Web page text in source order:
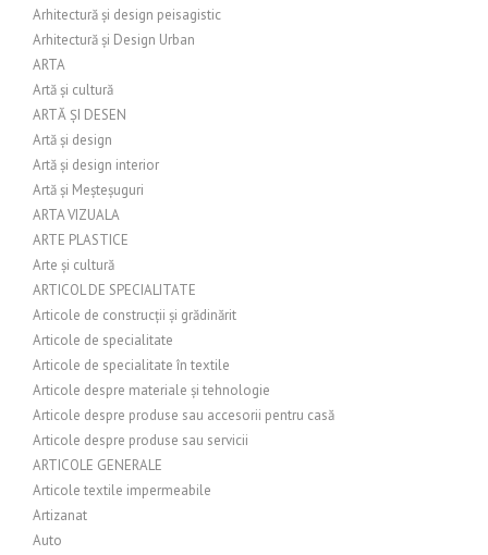
Arhitectură și design peisagistic
Arhitectură și Design Urban
ARTA
Artă și cultură
ARTĂ ȘI DESEN
Artă și design
Artă și design interior
Artă și Meșteșuguri
ARTA VIZUALA
ARTE PLASTICE
Arte și cultură
ARTICOL DE SPECIALITATE
Articole de construcții și grădinărit
Articole de specialitate
Articole de specialitate în textile
Articole despre materiale și tehnologie
Articole despre produse sau accesorii pentru casă
Articole despre produse sau servicii
ARTICOLE GENERALE
Articole textile impermeabile
Artizanat
Auto